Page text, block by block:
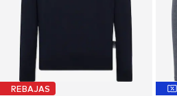
REBAJAS